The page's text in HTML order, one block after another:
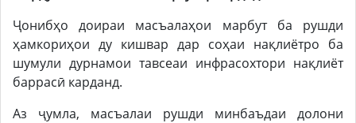
Ҷонибҳо доираи масъалаҳои марбут ба рушди
ҳамкориҳои ду кишвар дар соҳаи нақлиётро ба
шумули дурнамои тавсеаи инфрасохтори нақлиёт
баррасӣ карданд.
Аз ҷумла, масъалаи рушди минбаъдаи долони